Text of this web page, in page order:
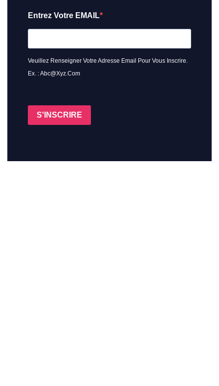
Entrez Votre EMAIL
Veuillez Renseigner Votre Adresse Email Pour Vous Inscrire.
Ex. : Abc@xyz.com
S'INSCRIRE